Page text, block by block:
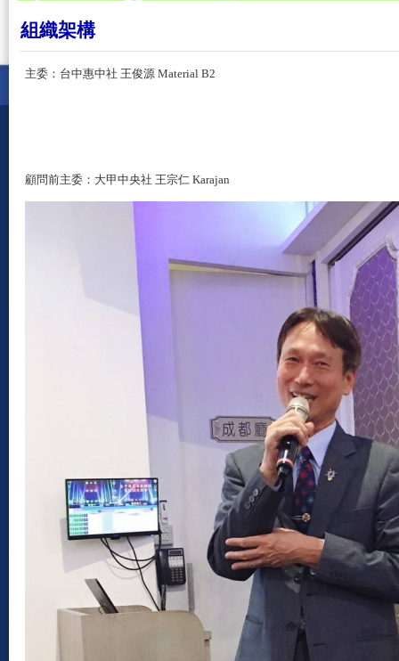
組織架構
主委：台中惠中社 王俊源 Material B2
顧問前主委：大甲中央社 王宗仁 Karajan